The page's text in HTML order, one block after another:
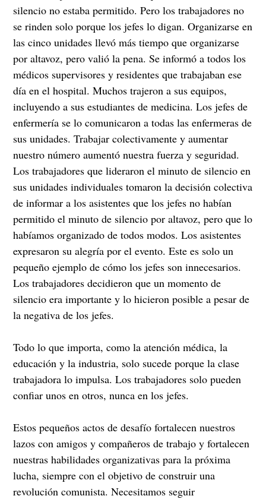
silencio no estaba permitido. Pero los trabajadores no
se rinden solo porque los jefes lo digan. Organizarse en
las cinco unidades llevó más tiempo que organizarse
por altavoz, pero valió la pena. Se informó a todos los
médicos supervisores y residentes que trabajaban ese
día en el hospital. Muchos trajeron a sus equipos,
incluyendo a sus estudiantes de medicina. Los jefes de
enfermería se lo comunicaron a todas las enfermeras de
sus unidades. Trabajar colectivamente y aumentar
nuestro número aumentó nuestra fuerza y ​​seguridad.
Los trabajadores que lideraron el minuto de silencio en
sus unidades individuales tomaron la decisión colectiva
de informar a los asistentes que los jefes no habían
permitido el minuto de silencio por altavoz, pero que lo
habíamos organizado de todos modos. Los asistentes
expresaron su alegría por el evento. Este es solo un
pequeño ejemplo de cómo los jefes son innecesarios.
Los trabajadores decidieron que un momento de
silencio era importante y lo hicieron posible a pesar de
la negativa de los jefes.
Todo lo que importa, como la atención médica, la
educación y la industria, solo sucede porque la clase
trabajadora lo impulsa. Los trabajadores solo pueden
confiar unos en otros, nunca en los jefes.
Estos pequeños actos de desafío fortalecen nuestros
lazos con amigos y compañeros de trabajo y fortalecen
nuestras habilidades organizativas para la próxima
lucha, siempre con el objetivo de construir una
revolución comunista. Necesitamos seguir